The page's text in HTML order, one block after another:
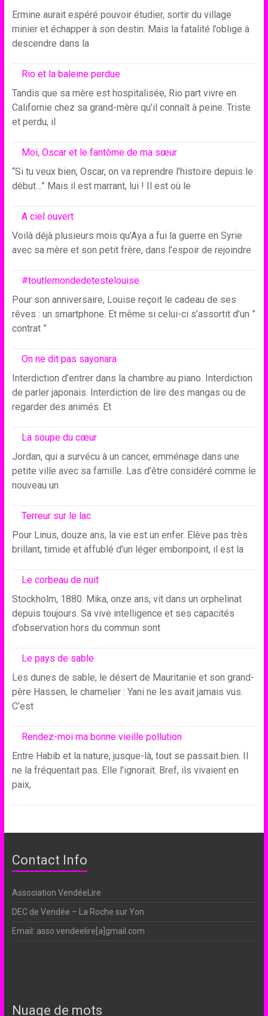
Ermine aurait espéré pouvoir étudier, sortir du village
minier et échapper à son destin. Mais la fatalité l’oblige à
descendre dans la
Rio et la baleine perdue
Tandis que sa mère est hospitalisée, Rio part vivre en
Californie chez sa grand-mère qu’il connaît à peine. Triste
et perdu, il
Moi, Oscar et le fantôme de ma sœur
“Si tu veux bien, Oscar, on va reprendre l’histoire depuis le
début…” Mais il est marrant, lui ! Il est où le
A ciel ouvert
Voilà déjà plusieurs mois qu’Aya a fui la guerre en Syrie
avec sa mère et son petit frère, dans l’espoir de rejoindre
#toutlemondedetestelouise
Pour son anniversaire, Louise reçoit le cadeau de ses
rêves : un smartphone. Et même si celui-ci s’assortit d’un ”
contrat ”
On ne dit pas sayonara
Interdiction d’entrer dans la chambre au piano. Interdiction
de parler japonais. Interdiction de lire des mangas ou de
regarder des animés. Et
La soupe du cœur
Jordan, qui a survécu à un cancer, emménage dans une
petite ville avec sa famille. Las d’être considéré comme le
nouveau un
Terreur sur le lac
Pour Linus, douze ans, la vie est un enfer. Elève pas très
brillant, timide et affublé d’un léger embonpoint, il est la
Le corbeau de nuit
Stockholm, 1880. Mika, onze ans, vit dans un orphelinat
depuis toujours. Sa vive intelligence et ses capacités
d’observation hors du commun sont
Le pays de sable
Les dunes de sable, le désert de Mauritanie et son grand-
père Hassen, le chamelier : Yani ne les avait jamais vus.
C’est
Rendez-moi ma bonne vieille pollution
Entre Habib et la nature, jusque-là, tout se passait bien. Il
ne la fréquentait pas. Elle l’ignorait. Bref, ils vivaient en
paix,
Contact Info
Association VendéeLire
DEC de Vendée – La Roche sur Yon
Email: asso.vendeelire[a]gmail.com
Nuage de mots